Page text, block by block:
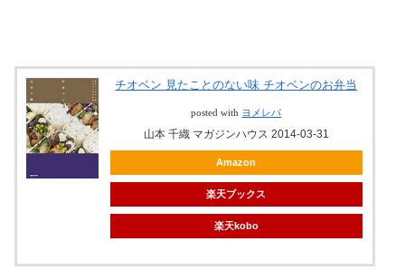
チオベン 見たことのない味 チオベンのお弁当
posted with ヨメレバ
山本 千織 マガジンハウス 2014-03-31
Amazon
楽天ブックス
楽天kobo